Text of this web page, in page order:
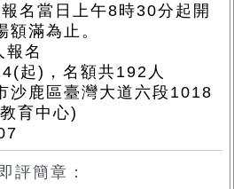
名當日上午8時30分起開
額滿為止。
名
起)，名額共192人
沙鹿區臺灣大道六段1018
育中心)
評簡章：